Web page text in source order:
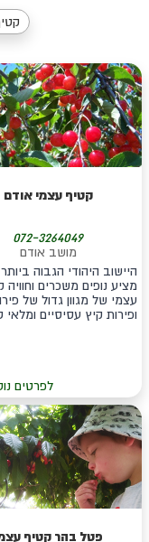
קטיף עצמי אודם
072-3264049
מושב אודם
היישוב היהודי הגבוה
מציע נופים משכרים וחוויה
עצמי של מגוון גדול של
ופירות קיץ עסיסיים
לפרטים
פטל בהר קטיף